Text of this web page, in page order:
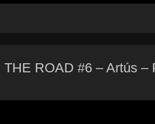
ROAD #6 – Artús